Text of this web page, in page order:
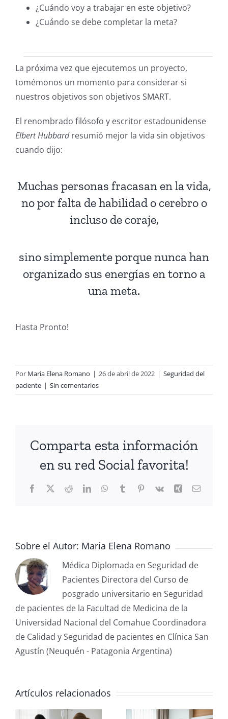
¿Cuándo voy a trabajar en este objetivo?
¿Cuándo se debe completar la meta?
La próxima vez que ejecutemos un proyecto,
tomémonos un momento para considerar si
nuestros objetivos son objetivos SMART.
El renombrado filósofo y escritor estadounidense
Elbert Hubbardresumió mejor la vida sin objetivos
cuando dijo:
Muchas personas fracasan en la vida,
no por falta de habilidad o cerebro o
incluso de coraje,
sino simplemente porque nunca han
organizado sus energías en torno a
una meta.
Hasta Pronto!
Por Maria Elena Romano | 26 de abril de 2022 | Seguridad del
paciente | Sin comentarios
Comparta esta información
en su red Social favorita!
Sobre el Autor: Maria Elena Romano
Médica Diplomada en Seguridad de
Pacientes Directora del Curso de
posgrado universitario en Seguridad
de pacientes de la Facultad de Medicina de la
Universidad Nacional del Comahue Coordinadora
de Calidad y Seguridad de pacientes en Clínica San
Agustín (Neuquén - Patagonia Argentina)
Artículos relacionados
Nutrición: